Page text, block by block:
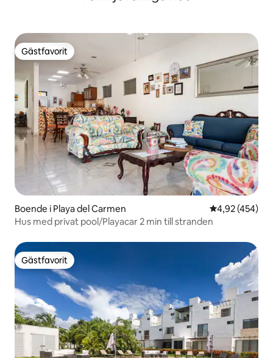
Gästfavorit
Gästfavorit
Boende i Playa del Carmen 4,92 av 5 i
4,92 (454)
Hus med privat pool/Playacar 2 min till stranden
Gästfavorit
Gästfavorit